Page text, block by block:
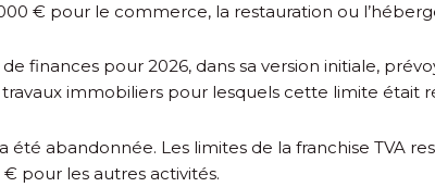
€ pour le commerce, la restauration ou
finances pour 2026, dans sa version initiale,
travaux immobiliers pour lesquels cette limite était
été abandonnée. Les limites de la franchise TVA
pour les autres activités.